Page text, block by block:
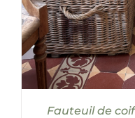
Fauteuil de